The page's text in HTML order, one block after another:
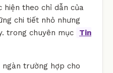
hiện theo chỉ dẫn của
chi tiết nhỏ nhưng
trong chuyên mục
Tin
trường hợp cho